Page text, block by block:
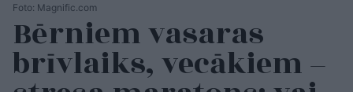
Foto: Magnific.com
Bērniem vasaras
brīvlaiks, vecākiem –